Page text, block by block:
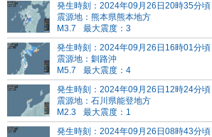
発生時刻：2024年09月26日20時35分頃
震源地：熊本県熊本地方
M3.7
最大震度：3
発生時刻：2024年09月26日16時01分頃
震源地：釧路沖
M5.7
最大震度：4
発生時刻：2024年09月26日12時24分頃
震源地：石川県能登地方
M2.3
最大震度：1
発生時刻：2024年09月26日08時43分頃